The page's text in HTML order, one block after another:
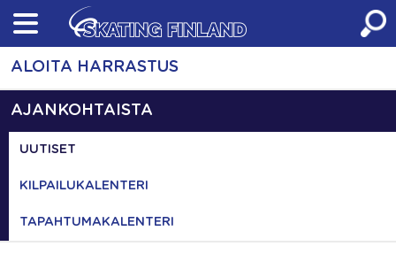
Skip
content
ALOITA HARRASTUS
AJANKOHTAISTA
UUTISET
KILPAILUKALENTERI
TAPAHTUMAKALENTERI